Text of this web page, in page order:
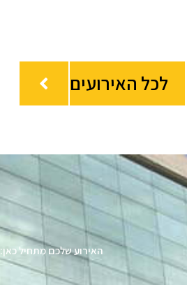
לכל האירועים
האירוע שלכם מתחיל כאן: